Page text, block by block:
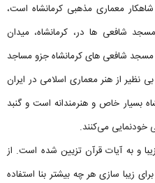
معماری مذهبی کرمانشاه است،
شافعی ها در، کرمانشاه، میدان
مسجد شافعی های کرمانشاه جزو مساجد
از هنر معماری اسلامی در ایران
بسیار خاص و هنرمندانه است و گنبد
خودنمایی می‌کنند.
و به آیات قرآن تزیین شده است. از
زیبا سازی هر چه بیشتر بنا استفاده